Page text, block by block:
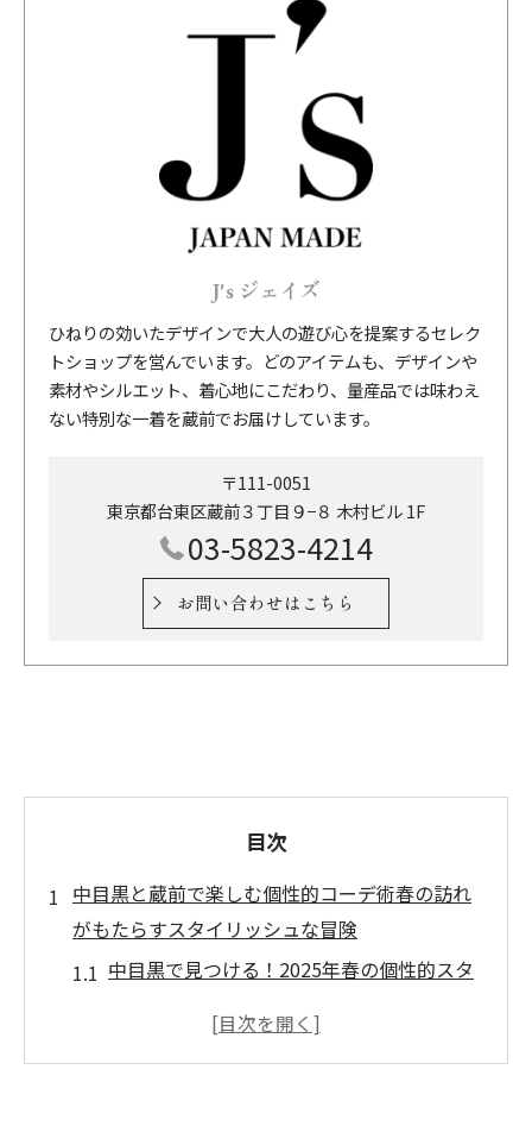
J's ジェイズ
ひねりの効いたデザインで大人の遊び心を提案するセレク
トショップを営んでいます。どのアイテムも、デザインや
素材やシルエット、着心地にこだわり、量産品では味わえ
ない特別な一着を蔵前でお届けしています。
〒111-0051
東京都台東区蔵前３丁目９−８ 木村ビル 1F
03-5823-4214
お問い合わせはこちら
目次
中目黒と蔵前で楽しむ個性的コーデ術春の訪れ
がもたらすスタイリッシュな冒険
中目黒で見つける！2025年春の個性的スタ
蔵前の街角で発見する大胆な春コーデ